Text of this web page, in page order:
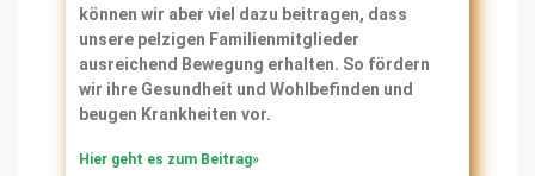
können wir aber viel dazu beitragen, dass
unsere pelzigen Familienmitglieder
ausreichend Bewegung erhalten. So fördern
wir ihre Gesundheit und Wohlbefinden und
beugen Krankheiten vor.
Hier geht es zum Beitrag»